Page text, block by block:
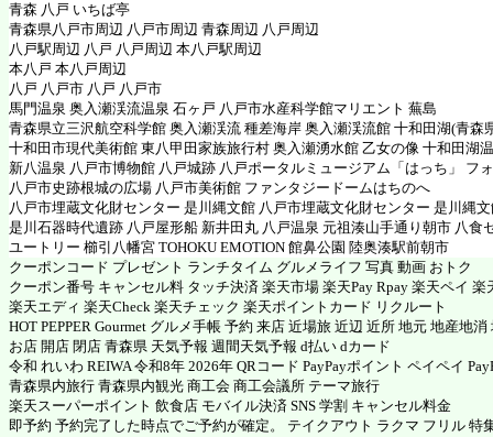
青森 八戸 いちば亭
青森県八戸市周辺 八戸市周辺 青森周辺 八戸周辺
八戸駅周辺 八戸 八戸周辺 本八戸駅周辺
本八戸 本八戸周辺
八戸 八戸市 八戸 八戸市
馬門温泉 奥入瀬渓流温泉 石ヶ戸 八戸市水産科学館マリエント 蕪島
青森県立三沢航空科学館 奥入瀬渓流 種差海岸 奥入瀬渓流館 十和田湖(青森
十和田市現代美術館 東八甲田家族旅行村 奥入瀬湧水館 乙女の像 十和田湖
新八温泉 八戸市博物館 八戸城跡 八戸ポータルミュージアム「はっち」 フ
八戸市史跡根城の広場 八戸市美術館 ファンタジードームはちのへ
八戸市埋蔵文化財センター 是川縄文館 八戸市埋蔵文化財センター 是川縄
是川石器時代遺跡 八戸屋形船 新井田丸 八戸温泉 元祖湊山手通り朝市 八食
ユートリー 櫛引八幡宮 TOHOKU EMOTION 館鼻公園 陸奥湊駅前朝市
クーポンコード プレゼント ランチタイム グルメライフ 写真 動画 おトク
クーポン番号 キャンセル料 タッチ決済 楽天市場 楽天Pay Rpay 楽天ペイ 楽
楽天エディ 楽天Check 楽天チェック 楽天ポイントカード リクルート
HOT PEPPER Gourmet グルメ手帳 予約 来店 近場旅 近辺 近所 地元 地産地
お店 開店 閉店 青森県 天気予報 週間天気予報 d払い dカード
令和 れいわ REIWA 令和8年 2026年 QRコード PayPayポイント ペイペイ
青森県内旅行 青森県内観光 商工会 商工会議所 テーマ旅行
楽天スーパーポイント 飲食店 モバイル決済 SNS 学割 キャンセル料金
即予約 予約完了した時点でご予約が確定。 テイクアウト ラクマ フリル 特